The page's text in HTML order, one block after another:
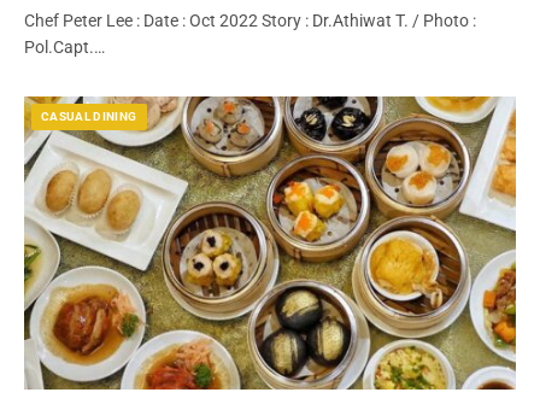
Chef Peter Lee : Date : Oct 2022 Story : Dr.Athiwat T. / Photo :
Pol.Capt.…
CASUAL DINING